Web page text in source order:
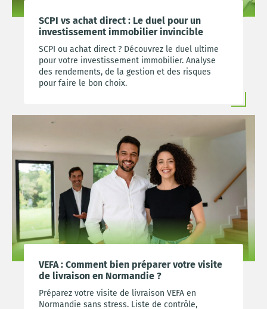
SCPI vs achat direct : Le duel pour un
investissement immobilier invincible
SCPI ou achat direct ? Découvrez le duel ultime
pour votre investissement immobilier. Analyse
des rendements, de la gestion et des risques
pour faire le bon choix.
VEFA : Comment bien préparer votre visite
de livraison en Normandie ?
Préparez votre visite de livraison VEFA en
Normandie sans stress. Liste de contrôle,